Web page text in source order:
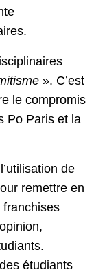
». C’est
le compromis
Po Paris et la
de
remettre en
étudiants